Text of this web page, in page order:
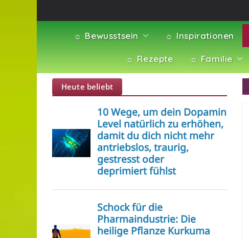
☼ Bewusstsein ☼ Inspirationen
☼ Rezepte ☼ Familie
Heute beliebt